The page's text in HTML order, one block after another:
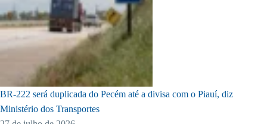
BR-222 será duplicada do Pecém até a divisa com o Piauí, diz
Ministério dos Transportes